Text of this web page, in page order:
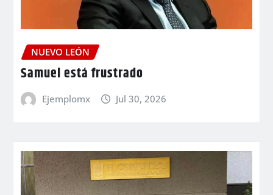
NUEVO LEÓN
Samuel está frustrado
Ejemplomx Jul 30, 2026